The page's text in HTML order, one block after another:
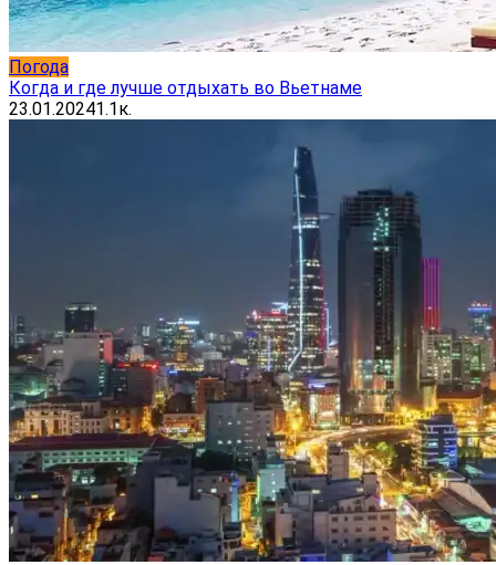
Погода
Когда и где лучше отдыхать во Вьетнаме
23.01.20241.1к.